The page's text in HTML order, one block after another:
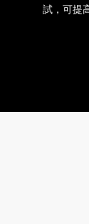
試，可提